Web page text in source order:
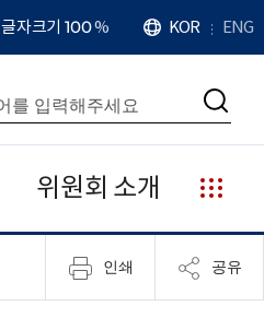
확
대
치
글자크기 100%
언
어
KOR ENG
검
위원회 소개
누
리
집
안
인쇄 공유